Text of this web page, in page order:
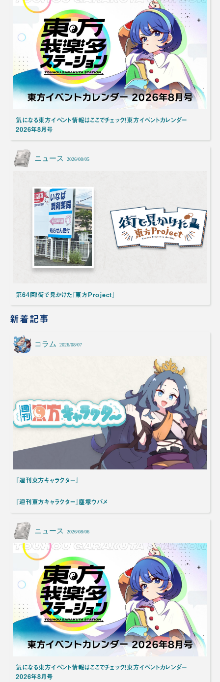
気になる東方イベント情報はここでチェック！東方イベントカレンダー
2026年8月号
ニュース 2026/08/05
第64回！街で見かけた『東方Project』
新着記事
コラム 2026/08/07
『週刊東方キャラクター』
『週刊東方キャラクター』塵塚ウバメ
ニュース 2026/08/06
気になる東方イベント情報はここでチェック！東方イベントカレンダー
2026年8月号